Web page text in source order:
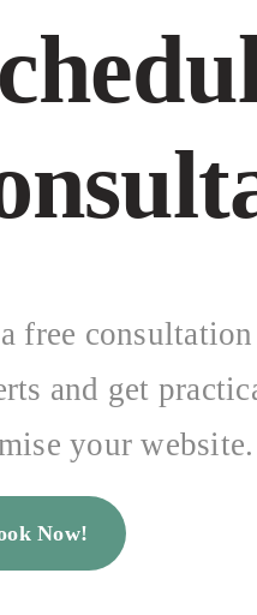
free
and get
your website.
Now!